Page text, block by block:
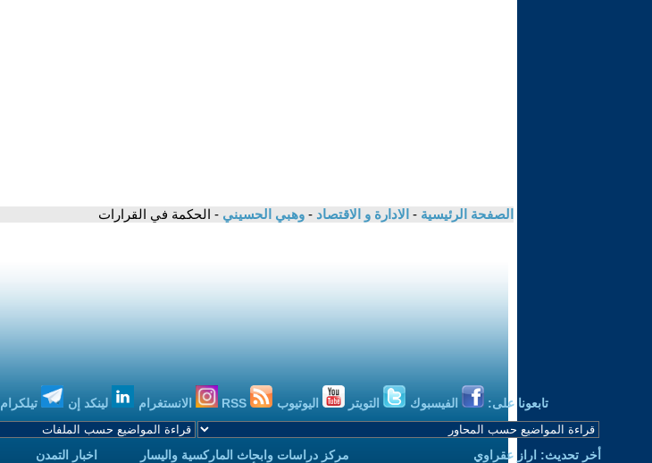
الصفحة الرئيسية - الادارة و الاقتصاد - وهبي الحسيني - الحكمة في القرارات
تابعونا على: الفيسبوك التويتر اليوتيوب الانستغرام لينكد إن تيلكرام
أخر تحديث: اراز عقراوي مركز دراسات وابحاث الماركسية واليسار اخبار التمدن